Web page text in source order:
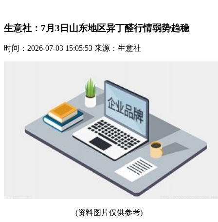
生意社：7月3日山东地区异丁醛行情弱势趋稳
时间：2026-07-03 15:05:53 来源：生意社
(资料图片仅供参考)